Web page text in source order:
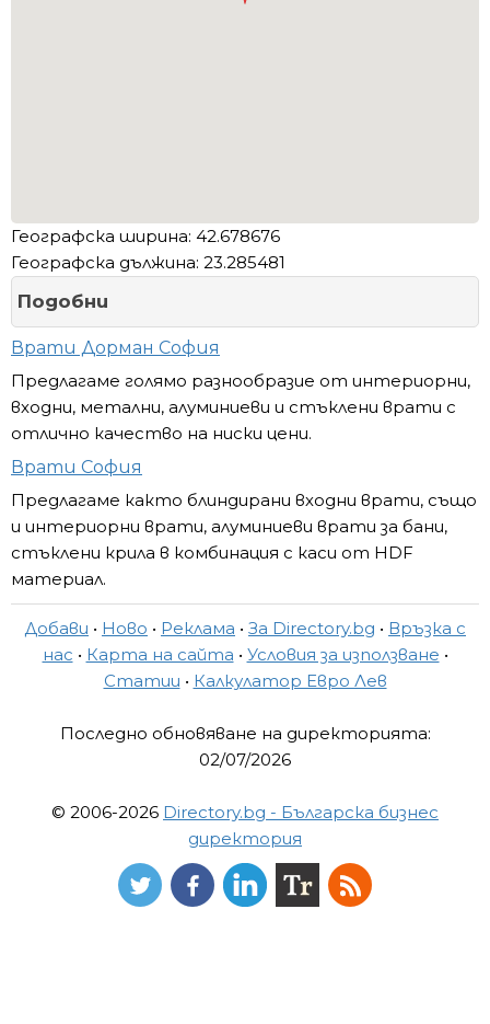
Географска ширина: 42.678676
Географска дължина: 23.285481
Подобни
Врати Дорман София
Предлагаме голямо разнообразие от интериорни,
входни, метални, алуминиеви и стъклени врати с
отлично качество на ниски цени.
Врати София
Предлагаме както блиндирани входни врати, също
и интериорни врати, алуминиеви врати за бани,
стъклени крила в комбинация с каси от HDF
материал.
Добави • Ново • Реклама • За Directory.bg • Връзка с
нас • Карта на сайта • Условия за използване •
Статии • Калкулатор Евро Лев
Последно обновяване на директорията:
02/07/2026
© 2006-2026 Directory.bg - Българска бизнес
директория